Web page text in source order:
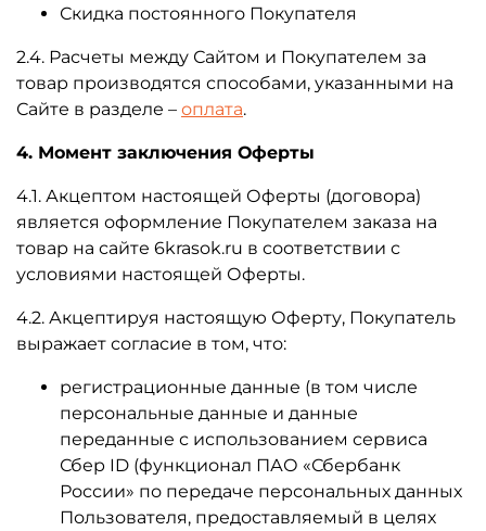
Скидка постоянного Покупателя
2.4. Расчеты между Сайтом и Покупателем за
товар производятся способами, указанными на
Сайте в разделе – оплата.
4. Момент заключения Оферты
4.1. Акцептом настоящей Оферты (договора)
является оформление Покупателем заказа на
товар на сайте 6krasok.ru в соответствии с
условиями настоящей Оферты.
4.2. Акцептируя настоящую Оферту, Покупатель
выражает согласие в том, что:
регистрационные данные (в том числе
персональные данные и данные
переданные с использованием сервиса
Сбер ID (функционал ПАО «Сбербанк
России» по передаче персональных данных
Пользователя, предоставляемый в целях